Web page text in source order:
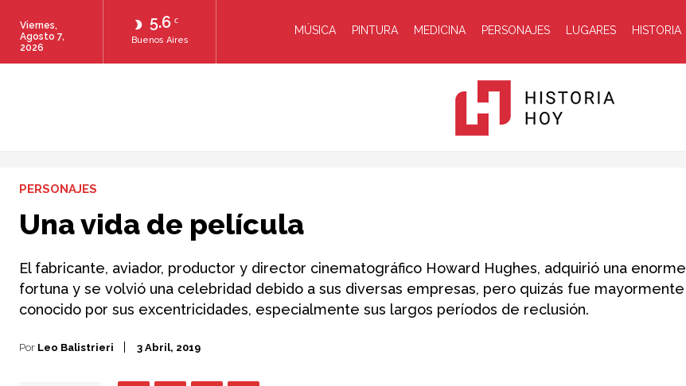
5.6 C
Buenos Aires
Viernes,
Agosto 7,
2026
MÚSICA PINTURA MEDICINA PERSONAJES LUGARES HISTORIA
PERSONAJES
Una vida de película
El fabricante, aviador, productor y director cinematográfico Howard Hughes, adquirió una enorme
fortuna y se volvió una celebridad debido a sus diversas empresas, pero quizás fue mayormente
conocido por sus excentricidades, especialmente sus largos períodos de reclusión.
Por Leo Balistrieri 3 Abril, 2019